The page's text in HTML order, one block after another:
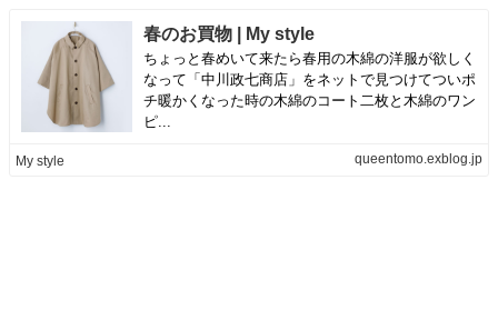
春のお買物 | My style
ちょっと春めいて来たら春用の木綿の洋服が欲しく
なって「中川政七商店」をネットで見つけてついポ
チ暖かくなった時の木綿のコート二枚と木綿のワン
ピ...
My style queentomo.exblog.jp